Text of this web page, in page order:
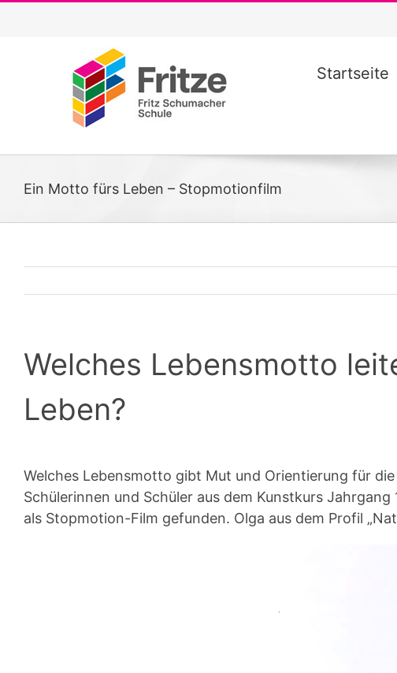
Startseite
Ein Motto fürs Leben – Stopmotionfilm
Welches Lebensmotto
Leben?
Welches Lebensmotto gibt Mut und Orientierung für
Schülerinnen und Schüler aus dem Kunstkurs
als Stopmotion-Film gefunden. Olga aus dem Profil